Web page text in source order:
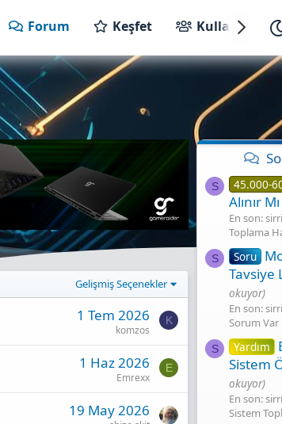
Forum Keşfet Kullanıcılar
Gelişmiş Seçenekler
1 Tem 2026
komzos
K
1 Haz 2026
Emrexx
E
19 May 2026
S 45.000-
Alınır Mı
En son:
Toplama
S Soru
Tavsiye
okuyor)
En son:
Sorum Var
S Yardım
Sistem
okuyor)
En son:
Sistem